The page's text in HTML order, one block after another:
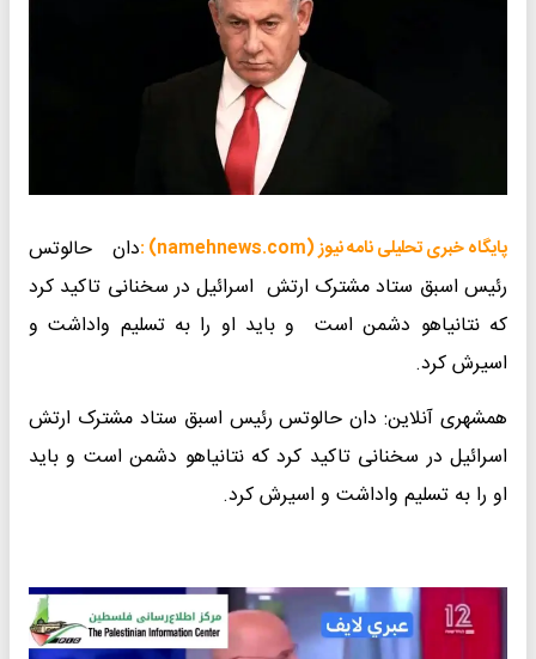
پایگاه خبری تحلیلی نامه نیوز (namehnews.com) :
دان حالوتس
رئیس اسبق ستاد مشترک ارتش اسرائیل در سخنانی تاکید کرد
که نتانیاهو دشمن است و باید او را به تسلیم واداشت و
اسیرش کرد.
همشهری آنلاین: دان حالوتس رئیس اسبق ستاد مشترک ارتش
اسرائیل در سخنانی تاکید کرد که نتانیاهو دشمن است و باید
او را به تسلیم واداشت و اسیرش کرد.